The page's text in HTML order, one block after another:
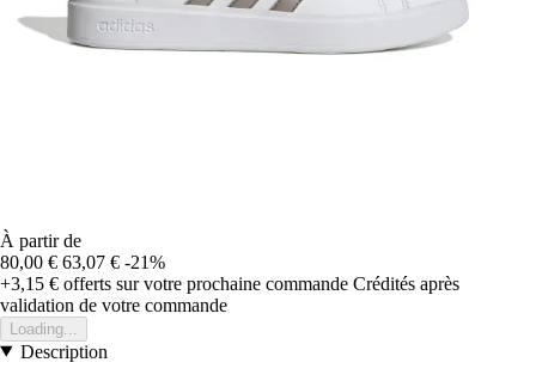
À partir de
80,00 € 63,07 € -21%
+3,15 € offerts sur votre prochaine commande Crédités après
validation de votre commande
Loading...
Description